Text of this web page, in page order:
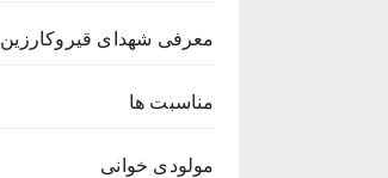
معرفی شهدای قیروکارزین
مناسبت ها
مولودی خوانی